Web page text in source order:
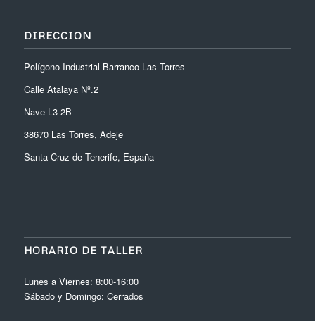
DIRECCION
Polígono Industrial Barranco Las Torres
Calle Atalaya Nº.2
Nave L3-2B
38670 Las Torres, Adeje
Santa Cruz de Tenerife, España
HORARIO DE TALLER
Lunes a Viernes: 8:00-16:00
Sábado y Domingo: Cerrados